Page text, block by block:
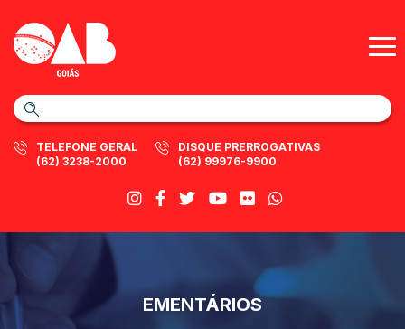
TELEFONE GERAL
(62) 3238-2000
DISQUE PRERROGATIVAS
(62) 99976-9900
EMENTÁRIOS